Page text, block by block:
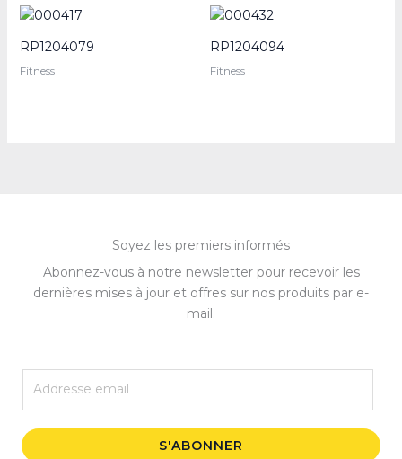
RP1204079
Fitness
RP1204094
Fitness
Soyez les premiers informés
Abonnez-vous à notre newsletter pour recevoir les
dernières mises à jour et offres sur nos produits par e-
mail.
m
i
S'ABONNER